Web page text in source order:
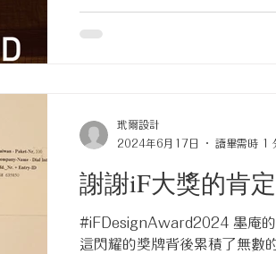
全的信任與幫忙。 我們會繼續
#2024TIDAwards
謝謝iF大獎的肯定
#iFDesignAward2024 墨庵的
這閃耀的獎牌背後累積了無數
玳爾設計
2024年6月17日
讀畢需時 1